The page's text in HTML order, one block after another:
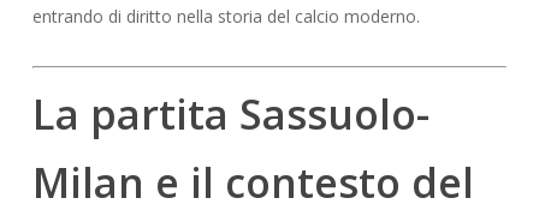
entrando di diritto nella storia del calcio moderno.
La partita Sassuolo-
Milan e il contesto del